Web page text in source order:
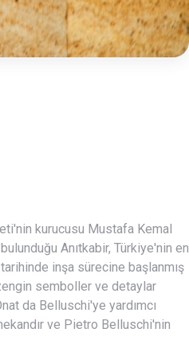
Anıtkabir, Türkiye'nin en
inşa sürecine başlanmış
semboller ve detaylar
da Belluschi'ye yardımcı
ve Pietro Belluschi'nin